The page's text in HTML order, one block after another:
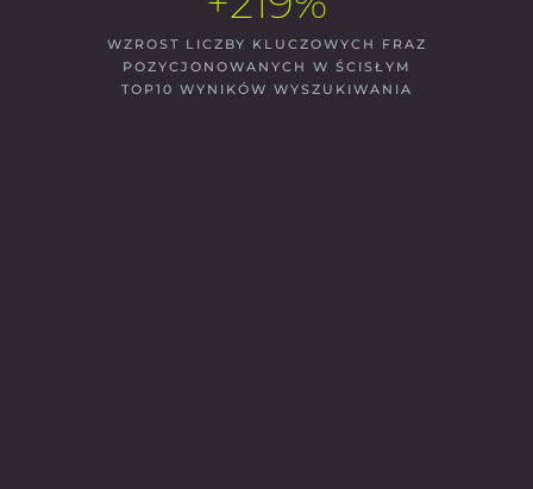
WZROST LICZBY KLUCZOWYCH FRAZ
POZYCJONOWANYCH W ŚCISŁYM
TOP10 WYNIKÓW WYSZUKIWANIA